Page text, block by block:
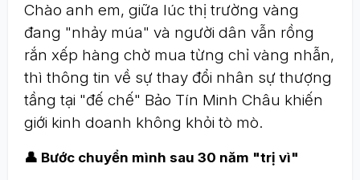
Chào anh em, giữa lúc thị trường vàng
đang "nhảy múa" và người dân vẫn rồng
rắn xếp hàng chờ mua từng chỉ vàng nhẫn,
thì thông tin về sự thay đổi nhân sự thượng
tầng tại "đế chế" Bảo Tín Minh Châu khiến
giới kinh doanh không khỏi tò mò.
👤 Bước chuyển mình sau 30 năm "trị vì"